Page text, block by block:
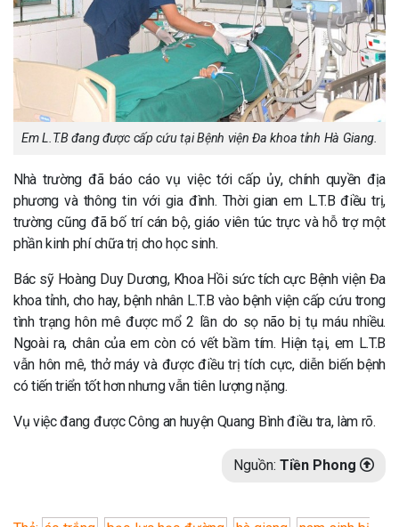
Em L.T.B đang được cấp cứu tại Bệnh viện Đa khoa tỉnh Hà Giang.
Nhà trường đã báo cáo vụ việc tới cấp ủy, chính quyền địa
phương và thông tin với gia đình. Thời gian em L.T.B điều trị,
trường cũng đã bố trí cán bộ, giáo viên túc trực và hỗ trợ một
phần kinh phí chữa trị cho học sinh.
Bác sỹ Hoàng Duy Dương, Khoa Hồi sức tích cực Bệnh viện Đa
khoa tỉnh, cho hay, bệnh nhân L.T.B vào bệnh viện cấp cứu trong
tình trạng hôn mê được mổ 2 lần do sọ não bị tụ máu nhiều.
Ngoài ra, chân của em còn có vết bầm tím. Hiện tại, em L.T.B
vẫn hôn mê, thở máy và được điều trị tích cực, diễn biến bệnh
có tiến triển tốt hơn nhưng vẫn tiên lượng nặng.
Vụ việc đang được Công an huyện Quang Bình điều tra, làm rõ.
Nguồn: Tiền Phong